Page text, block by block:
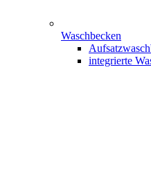
Waschbecken
integrierte